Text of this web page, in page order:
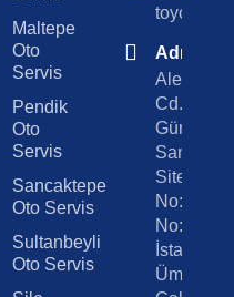
Maltepe
Oto
Servis
Pendik
Oto
Servis
Sancaktepe
Oto Servis
Sultanbeyli
Oto Servis
Adres
Alemdağ
Cd.
Sanayi
Sitesi A
No:179
No:23
İstanbul /
Ümraniye